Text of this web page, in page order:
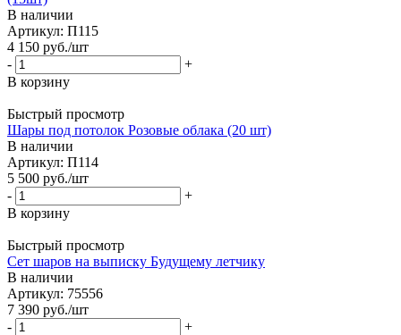
В наличии
Артикул: П115
4 150 руб./шт
-
+
В корзину
Быстрый просмотр
Шары под потолок Розовые облака (20 шт)
В наличии
Артикул: П114
5 500 руб./шт
-
+
В корзину
Быстрый просмотр
Сет шаров на выписку Будущему летчику
В наличии
Артикул: 75556
7 390 руб./шт
-
+